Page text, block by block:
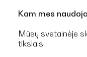
Kam mes
Mūsų svetainėje
tikslais: